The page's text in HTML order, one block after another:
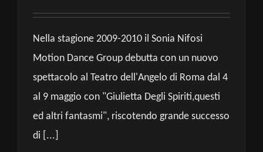
Nella stagione 2009-2010 il Sonia Nifosi
Motion Dance Group debutta con un nuovo
spettacolo al Teatro dell'Angelo di Roma dal 4
al 9 maggio con "Giulietta Degli Spiriti,questi
ed altri fantasmi", riscotendo grande successo
di [...]